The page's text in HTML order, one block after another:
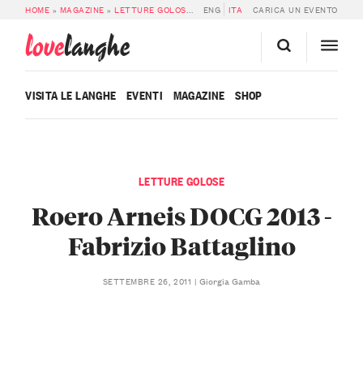
HOME » MAGAZINE »LETTURE GOLOSE » ROERO ARNEIS DOCG 2013 –
ENG ITA CARICA UN EVENTO
lovelanghe
VISITA LE LANGHE EVENTI MAGAZINE SHOP
LETTURE GOLOSE
Roero Arneis DOCG 2013 -
Fabrizio Battaglino
SETTEMBRE 26, 2011 Giorgia Gamba